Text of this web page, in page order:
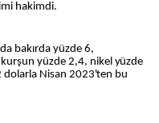
hakimdi.
bakırda yüzde 6,
yüzde 2,4, nikel yüzde
dolarla Nisan 2023'ten bu